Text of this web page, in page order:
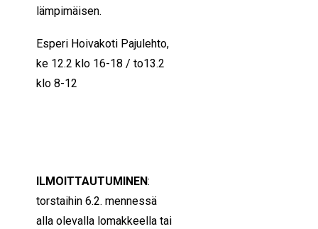
lämpimäisen.
Esperi Hoivakoti Pajulehto,
ke 12.2 klo 16-18 / to13.2
klo 8-12
ILMOITTAUTUMINEN:
torstaihin 6.2. mennessä
alla olevalla lomakkeella tai